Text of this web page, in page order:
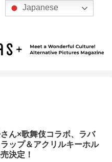
ん×歌舞伎コラボ、ラバ
ップ＆アクリルキーホル
決定！
Japanese